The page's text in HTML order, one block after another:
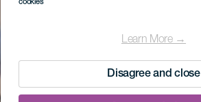
cookies
Learn More →
Disagree and close